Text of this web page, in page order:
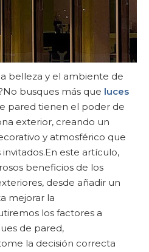
belleza y el ambiente de
busques más que luces
pared tienen el poder de
exterior, creando un
y atmosférico que
este artículo,
beneficios de los
desde añadir un
mejorar la
los factores a
de pared,
la decisión correcta